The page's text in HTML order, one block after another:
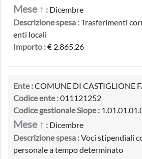
Mese ↑ : Dicembre
Descrizione spesa :Trasferimenti
enti locali
Importo :€ 2.865,26
Ente :COMUNE DI CASTIGLIONE
Codice ente :011121252
Codice gestionale Siope :
Mese ↑ : Dicembre
Descrizione spesa :Voci stipendiali
personale a tempo determinato